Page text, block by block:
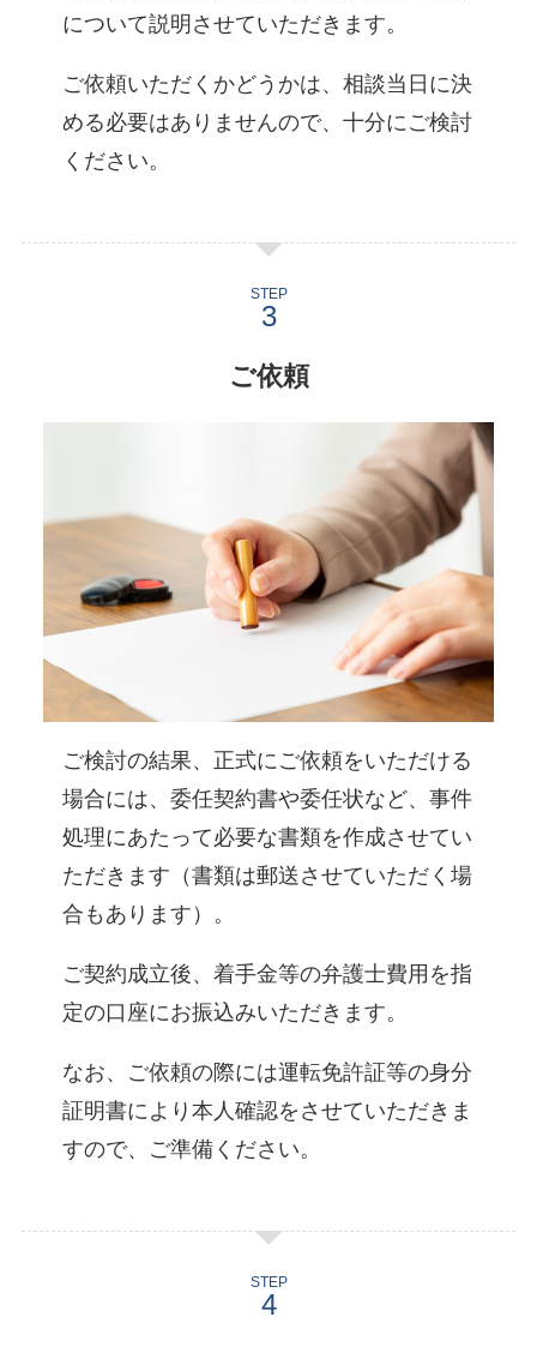
について説明させていただきます。
ご依頼いただくかどうかは、相談当日に決
める必要はありませんので、十分にご検討
ください。
STEP
ご依頼
ご検討の結果、正式にご依頼をいただける
場合には、委任契約書や委任状など、事件
処理にあたって必要な書類を作成させてい
ただきます（書類は郵送させていただく場
合もあります）。
ご契約成立後、着手金等の弁護士費用を指
定の口座にお振込みいただきます。
なお、ご依頼の際には運転免許証等の身分
証明書により本人確認をさせていただきま
すので、ご準備ください。
STEP